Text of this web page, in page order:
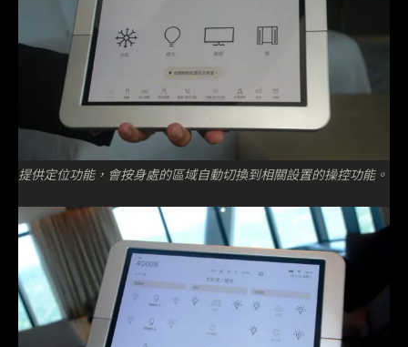
提供定位功能，會按身處的區域自動切換到相關設置的操控功能。